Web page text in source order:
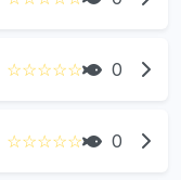
☆☆☆☆☆ 0
☆☆☆☆☆ 0